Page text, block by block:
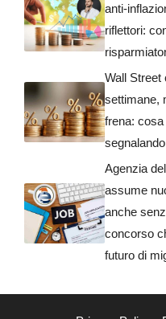
anti-
riflettori:
Wall Street
settimane,
frena:
Agenzia
assume
anche
concorso
futuro di